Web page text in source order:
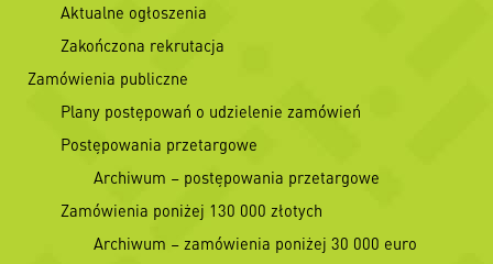
Aktualne ogłoszenia
Zakończona rekrutacja
Zamówienia publiczne
Plany postępowań o udzielenie zamówień
Postępowania przetargowe
Archiwum – postępowania przetargowe
Zamówienia poniżej 130 000 złotych
Archiwum – zamówienia poniżej 30 000 euro